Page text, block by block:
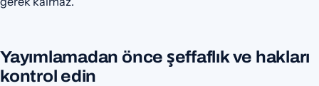
Yayımlamadan önce şeffaflık ve hakları
kontrol edin